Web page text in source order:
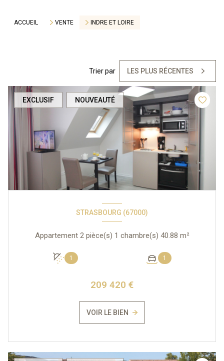
ACCUEIL VENTE INDRE ET LOIRE
Trier par LES PLUS RÉCENTES
EXCLUSIF NOUVEAUTÉ
STRASBOURG (67000)
Appartement 2 pièce(s) 1 chambre(s) 40.88 m²
1 1
209 420 €
VOIR LE BIEN